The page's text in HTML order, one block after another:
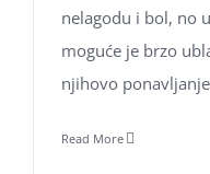
nelagodu i bol, no
moguće je brzo
njihovo
Read More